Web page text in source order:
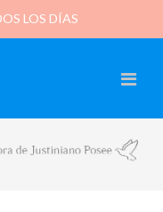
LOS DÍAS